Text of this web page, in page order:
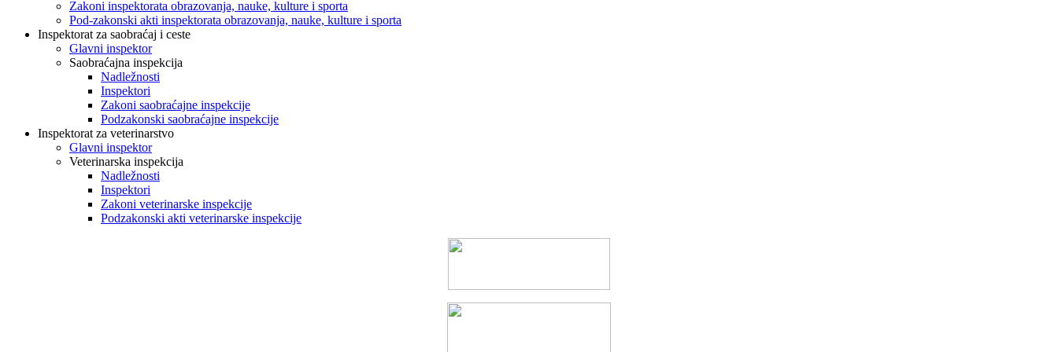
Zakoni inspektorata obrazovanja, nauke, kulture i sporta
Pod-zakonski akti inspektorata obrazovanja, nauke, kulture i sporta
Inspektorat za saobraćaj i ceste
Glavni inspektor
Saobraćajna inspekcija
Nadležnosti
Inspektori
Zakoni saobraćajne inspekcije
Podzakonski saobraćajne inspekcije
Inspektorat za veterinarstvo
Glavni inspektor
Veterinarska inspekcija
Nadležnosti
Inspektori
Zakoni veterinarske inspekcije
Podzakonski akti veterinarske inspekcije